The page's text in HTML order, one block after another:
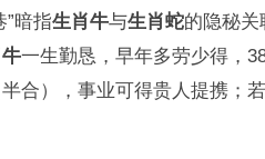
”暗指生肖牛与生肖蛇的隐秘
一生勤恳，早年多劳少得，
合），事业可得贵人提携；